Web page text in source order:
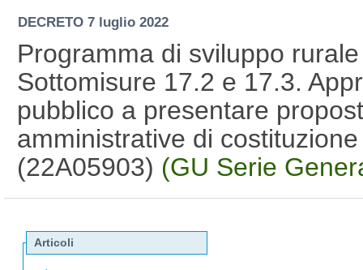
DECRETO 7 luglio 2022
Programma di sviluppo
Sottomisure 17.2 e 17.3.
pubblico a presentare
amministrative di
(22A05903) (GU Serie